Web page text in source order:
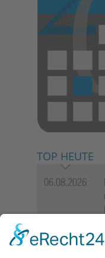
TOP HEUTE
06.08.2026
06.08.2026